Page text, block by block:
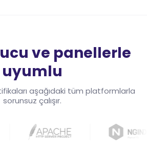
ve panellerle
uyumlu
aşağıdaki tüm platformlarla
sorunsuz çalışır.